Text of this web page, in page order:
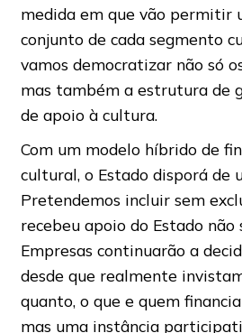
medida em que vão permitir
conjunto de cada segmento
vamos democratizar não só
mas também a estrutura de
de apoio à cultura.
Com um modelo híbrido de
cultural, o Estado disporá de
Pretendemos incluir sem
recebeu apoio do Estado não
Empresas continuarão a
desde que realmente
quanto, o que e quem
mas uma instância